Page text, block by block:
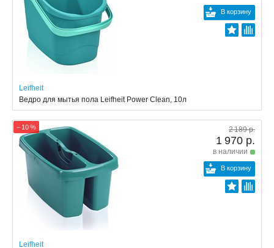
В корзину
Leifheit
Ведро для мытья пола Leifheit Power Clean, 10л
− 10 % 2 189 р.
1 970 р.
в наличии
В корзину
Leifheit